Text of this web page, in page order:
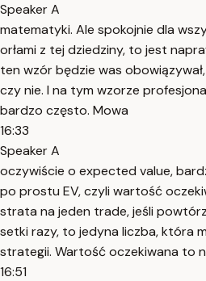
Speaker A
matematyki. Ale spokojnie dla
orłami z tej dziedziny, to jest
ten wzór będzie was
czy nie. I na tym wzorze
bardzo często. Mowa
16:33
Speaker A
oczywiście o expected value,
po prostu EV, czyli wartość
strata na jeden trade, jeśli
setki razy, to jedyna liczba, która
strategii. Wartość oczekiwana to
16:51